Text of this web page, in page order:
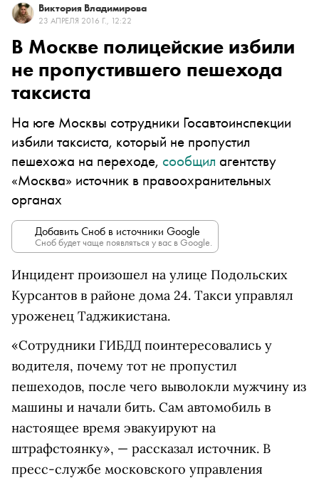
Виктория Владимирова
23 АПРЕЛЯ 2016 Г., 12:22
В Москве полицейские избили
не пропустившего пешехода
таксиста
На юге Москвы сотрудники Госавтоинспекции
избили таксиста, который не пропустил
пешехожа на переходе, сообщил агентству
«Москва» источник в правоохранительных
органах
Добавить Сноб в источники Google
Сноб будет чаще появляться у вас в Google.
Инцидент произошел на улице Подольских
Курсантов в районе дома 24. Такси управлял
уроженец Таджикистана.
«Сотрудники ГИБДД поинтересовались у
водителя, почему тот не пропустил
пешеходов, после чего выволокли мужчину из
машины и начали бить. Сам автомобиль в
настоящее время эвакуируют на
штрафстоянку», — рассказал источник. В
пресс-службе московского управления